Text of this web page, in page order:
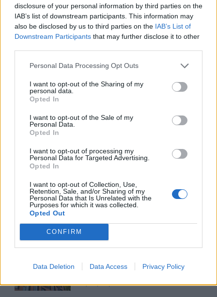
disclosure of your personal information by third parties on the
IAB’s list of downstream participants. This information may
also be disclosed by us to third parties on the IAB’s List of
Downstream Participants that may further disclose it to other
Personal Data Processing Opt Outs
I want to opt-out of the Sharing of my
personal data.
Opted In
I want to opt-out of the Sale of my
Personal Data.
Opted In
I want to opt-out of processing my
Personal Data for Targeted Advertising.
Opted In
I want to opt-out of Collection, Use,
Retention, Sale, and/or Sharing of my
Personal Data that Is Unrelated with the
Purposes for which it was collected.
Opted Out
CONFIRM
Data Deletion Data Access Privacy Policy
Περισσότερα από το
τίμημα 49,35 εκατ. ευρώ
07/08/26 16:53
ανανεώνουν τη συνεργασία τους
υπογραφή της Lidl Ελλάς
07/08/26|15:29
CSG: Διψήφια αύξηση εσόδων
και ισχυρό ανεκτέλεστο
συμβάσεων το πρώτο εξάμηνο
του 2026
07/08/26|12:09